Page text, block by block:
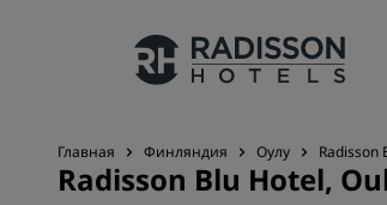
Наши бренды
Главная Финляндия Оулу Radisson
Radisson Blu Hotel,